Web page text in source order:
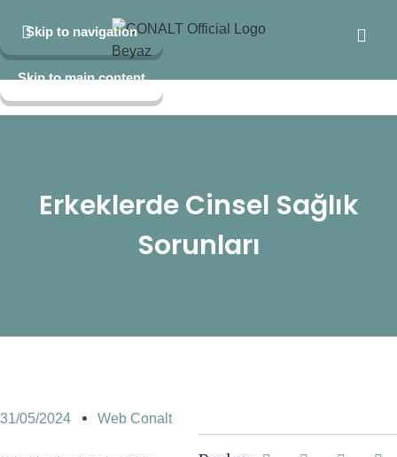
Skip to navigation
Skip to main content
Erkeklerde Cinsel Sağlık
Sorunları
31/05/2024 Web Conalt